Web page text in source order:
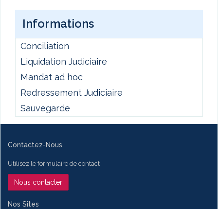
Informations
Conciliation
Liquidation Judiciaire
Mandat ad hoc
Redressement Judiciaire
Sauvegarde
Contactez-Nous
Utilisez le formulaire de contact
Nous contacter
Nos Sites